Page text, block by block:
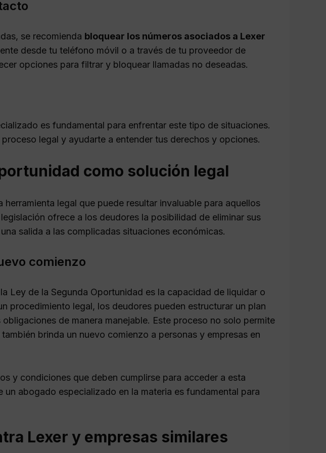
se recomienda bloquear los números asociados a Lexer
desde tu teléfono móvil o a través de tu proveedor de
opciones para filtrar y bloquear llamadas no deseadas.
es fundamental para enfrentar este tipo de situaciones.
legal y ayudarte a entender tus derechos y opciones.
como solución legal
herramienta legal que puede resultar invaluable para aquellos
ofrece a los deudores la posibilidad de eliminar sus
salida a las complicadas situaciones económicas.
comienzo
Ley de la Segunda Oportunidad es la capacidad de liquidar o
procedimiento legal, los deudores pueden estructurar un plan
de manera manejable. Este proceso no solo permite
brinda un nuevo comienzo a personas y empresas en
y condiciones que deben cumplirse para acceder a esta
abogado especializado en la materia es fundamental para
Lexer y empresas similares